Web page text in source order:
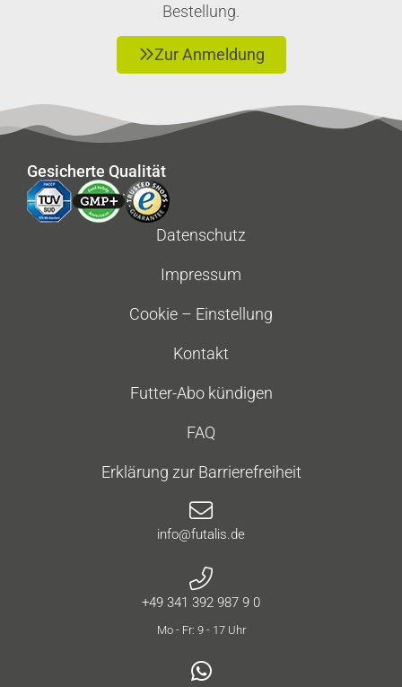
Bestellung.
Zur Anmeldung
Gesicherte Qualität
Datenschutz
Impressum
Cookie – Einstellung
Kontakt
Futter-Abo kündigen
FAQ
Erklärung zur Barrierefreiheit
info@futalis.de
+49 341 392 987 9 0
Mo - Fr: 9 - 17 Uhr